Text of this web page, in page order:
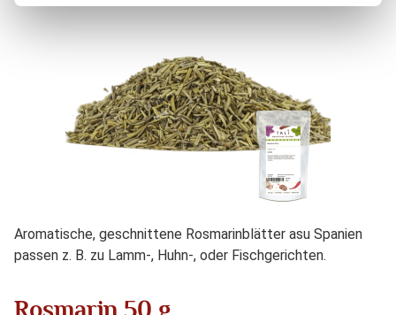
Aromatische, geschnittene Rosmarinblätter asu Spanien
passen z. B. zu Lamm-, Huhn-, oder Fischgerichten.